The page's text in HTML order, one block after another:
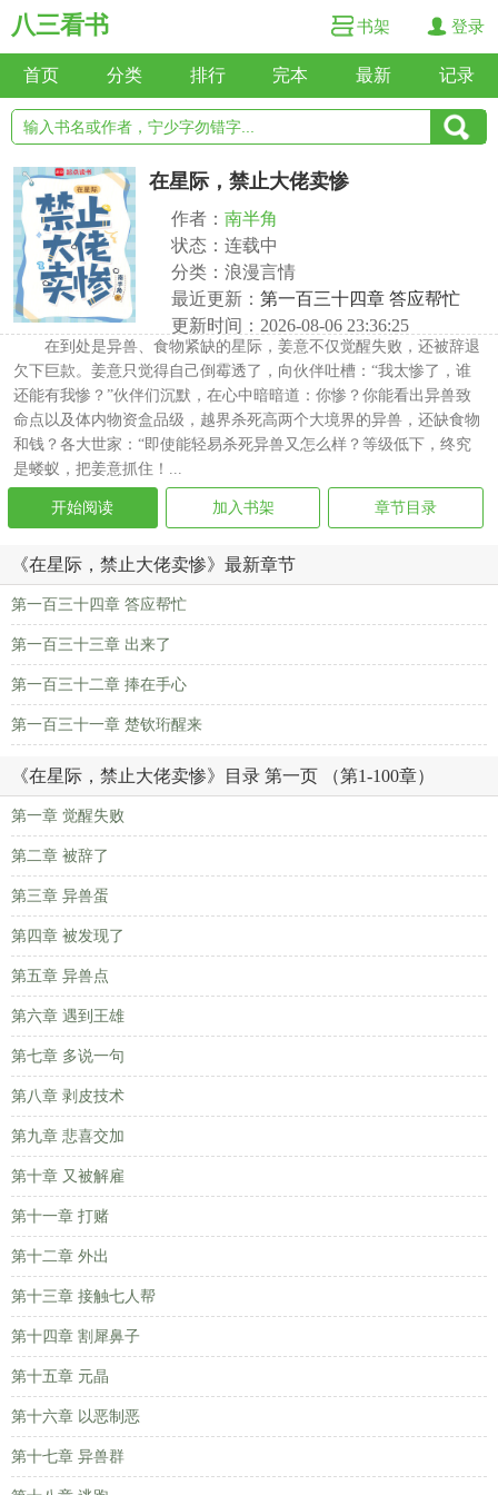
八三看书 书架 登录
首页 分类 排行 完本 最新 记录
在星际，禁止大佬卖惨
作者： 南半角
状态：连载中
分类：浪漫言情
最近更新： 第一百三十四章 答应帮忙
更新时间：2026-08-06 23:36:25
在到处是异兽、食物紧缺的星际，姜意不仅觉醒失败，还被辞退
欠下巨款。姜意只觉得自己倒霉透了，向伙伴吐槽：“我太惨了，谁
还能有我惨？”伙伴们沉默，在心中暗暗道：你惨？你能看出异兽致
命点以及体内物资盒品级，越界杀死高两个大境界的异兽，还缺食物
和钱？各大世家：“即使能轻易杀死异兽又怎么样？等级低下，终究
是蝼蚁，把姜意抓住！...
开始阅读 加入书架 章节目录
《在星际，禁止大佬卖惨》最新章节
第一百三十四章 答应帮忙
第一百三十三章 出来了
第一百三十二章 捧在手心
第一百三十一章 楚钦珩醒来
《在星际，禁止大佬卖惨》目录 第一页 （第1-100章）
第一章 觉醒失败
第二章 被辞了
第三章 异兽蛋
第四章 被发现了
第五章 异兽点
第六章 遇到王雄
第七章 多说一句
第八章 剥皮技术
第九章 悲喜交加
第十章 又被解雇
第十一章 打赌
第十二章 外出
第十三章 接触七人帮
第十四章 割犀鼻子
第十五章 元晶
第十六章 以恶制恶
第十七章 异兽群